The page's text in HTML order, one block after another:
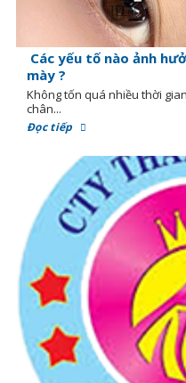
Các yếu tố nào ảnh
mày ?
Không tốn quá nhiều thời
chân...
Đọc tiếp